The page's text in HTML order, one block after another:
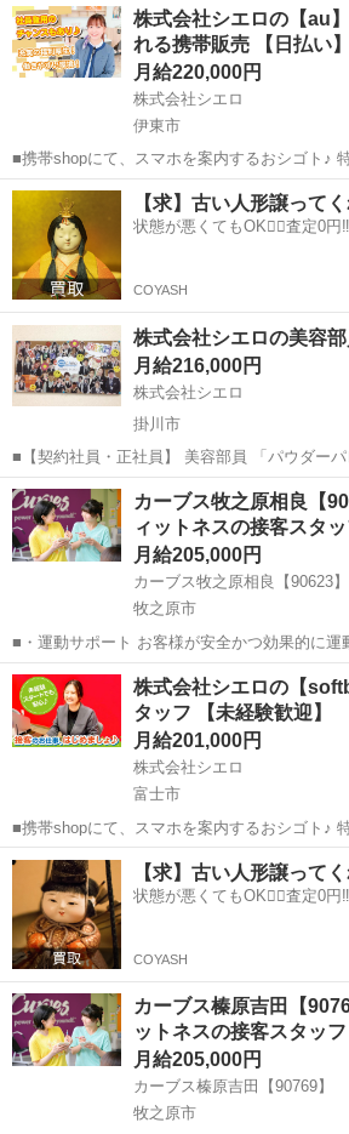
ご提案などをお願いします。 初めての方でも安心♪ あなた専属のコー
ディネーターが親切・丁...
静岡 熱海市 その他
株式会社シエロの【au
れる携帯販売 【日払い】
月給220,000円
株式会社シエロ
伊東市
■携帯shopにて、スマホを案内するおシゴト♪
で、ご安心を。新規契約、機種変更、 各種料
ご提案などをお願いします。 初めての方でも安心♪ あなた専属のコー
ディネーターが親切・丁...
静岡 伊東市 その他
【求】古い人形譲って
状態が悪くてもOK🙆‍♀️査定0円‼️
COYASH
株式会社シエロの美容部
月給216,000円
株式会社シエロ
掛川市
■【契約社員・正社員】 美容部員 「パウダー
康」のセレクトショップ。 「カバーマーク」
化粧品以外に、マヌカハニ―などの健康食品や
ボディケア品まで、複数の製品を取...
静岡 掛川市 その他
カーブス牧之原相良【
ィットネスの接客スタ
月給205,000円
カーブス牧之原相良【90623】
牧之原市
■・運動サポート お客様が安全かつ効果的に運
の使い方をアドバイスします。運動が初めての
どなので、難しい指導はありません。「今日
ょう！」といったお声がけをしながら、...
静岡 牧之原市 その他
株式会社シエロの【
タッフ 【未経験歓迎】
月給201,000円
株式会社シエロ
富士市
■携帯shopにて、スマホを案内するおシゴト♪
で、ご安心を。新規契約、機種変更、 各種料
ご提案などをお願いします。 初めての方でも安心♪ あなた専属のコー
ディネーターが親切・丁...
静岡 富士市 その他
【求】古い人形譲って
状態が悪くてもOK🙆‍♀️査定0円‼️
COYASH
カーブス榛原吉田【
ットネスの接客スタッ
月給205,000円
カーブス榛原吉田【90769】
牧之原市